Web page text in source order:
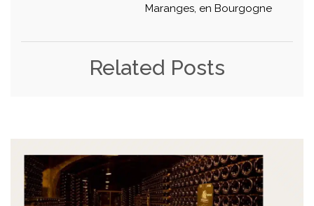
Maranges, en Bourgogne
Related Posts